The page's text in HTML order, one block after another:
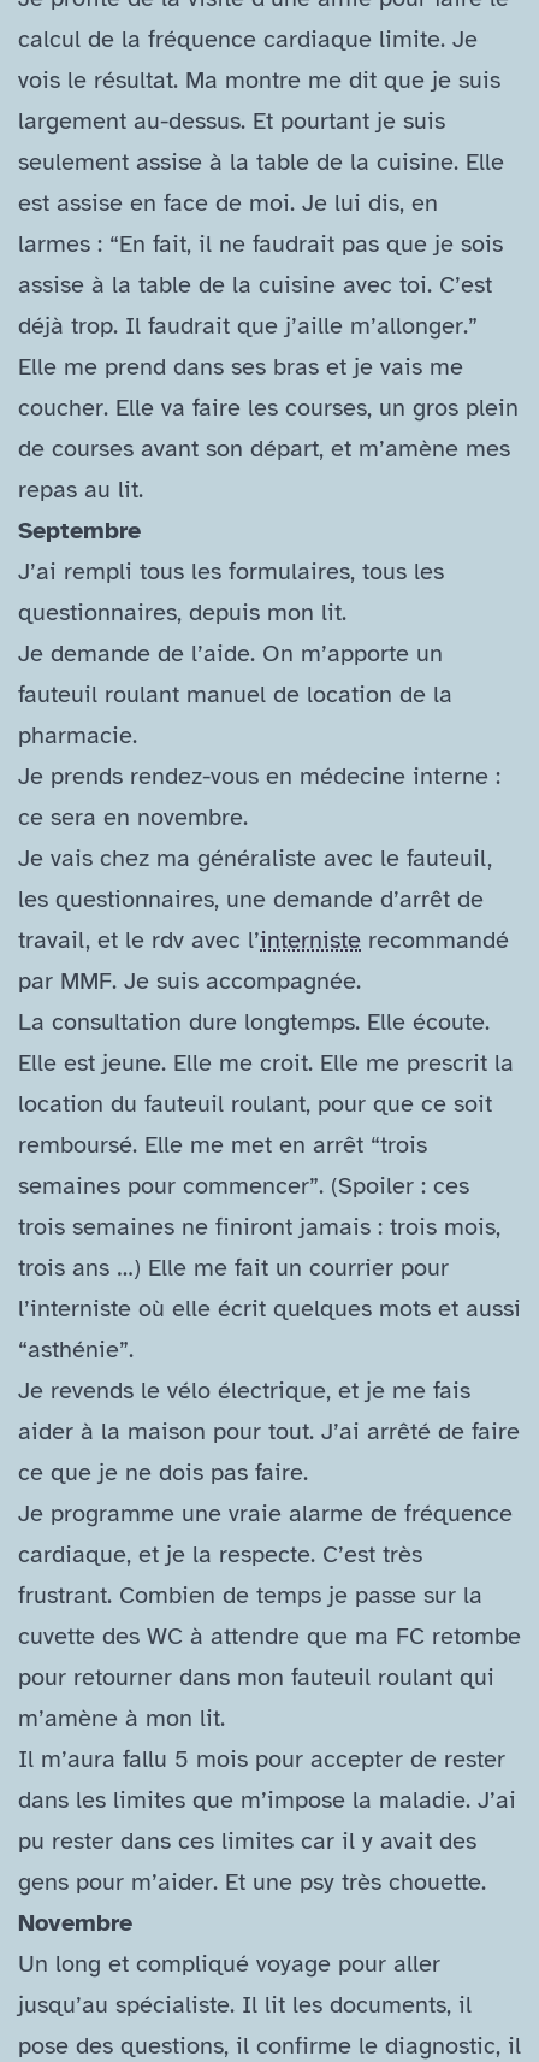
calcul de la fréquence cardiaque limite. Je
vois le résultat. Ma montre me dit que je suis
largement au-​dessus. Et pourtant je suis
seulement assise à la table de la cuisine. Elle
est assise en face de moi. Je lui dis, en
larmes : “En fait, il ne faudrait pas que je sois
assise à la table de la cuisine avec toi. C’est
déjà trop. Il faudrait que j’aille m’allonger.”
Elle me prend dans ses bras et je vais me
coucher. Elle va faire les courses, un gros plein
de courses avant son départ, et m’amène mes
repas au lit.
Septembre
J’ai rempli tous les formulaires, tous les
questionnaires, depuis mon lit.
Je demande de l’aide. On m’apporte un
fauteuil roulant manuel de location de la
pharmacie.
Je prends rendez-​vous en médecine interne :
ce sera en novembre.
Je vais chez ma généraliste avec le fauteuil,
les questionnaires, une demande d’arrêt de
travail, et le rdv avec l’interniste recommandé
par MMF. Je suis accompagnée.
La consultation dure longtemps. Elle écoute.
Elle est jeune. Elle me croit. Elle me prescrit la
location du fauteuil roulant, pour que ce soit
remboursé. Elle me met en arrêt “trois
semaines pour commencer”. (Spoiler : ces
trois semaines ne finiront jamais : trois mois,
trois ans …) Elle me fait un courrier pour
l’interniste où elle écrit quelques mots et aussi
“asthénie”.
Je revends le vélo électrique, et je me fais
aider à la maison pour tout. J’ai arrêté de faire
ce que je ne dois pas faire.
Je programme une vraie alarme de fréquence
cardiaque, et je la respecte. C’est très
frustrant. Combien de temps je passe sur la
cuvette des WC à attendre que ma FC retombe
pour retourner dans mon fauteuil roulant qui
m’amène à mon lit.
Il m’aura fallu 5 mois pour accepter de rester
dans les limites que m’impose la maladie. J’ai
pu rester dans ces limites car il y avait des
gens pour m’aider. Et une psy très chouette.
Novembre
Un long et compliqué voyage pour aller
jusqu’au spécialiste. Il lit les documents, il
pose des questions, il confirme le diagnostic, il